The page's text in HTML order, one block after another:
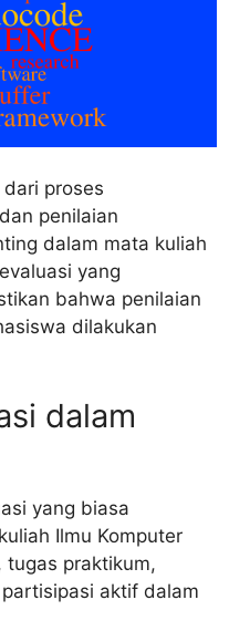
proses
penilaian
dalam mata kuliah
yang
bahwa penilaian
dilakukan
dalam
yang biasa
Ilmu Komputer
tugas praktikum,
aktif dalam